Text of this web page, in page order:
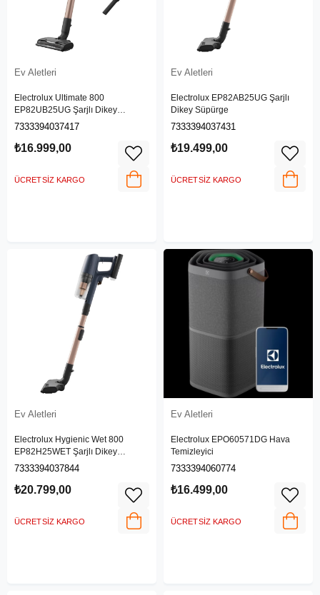
Ev Aletleri
Electrolux Ultimate 800
EP82UB25UG Şarjlı Dikey
Süpürge
7333394037417
₺16.999,00
ÜCRETSIZ KARGO
Ev Aletleri
Electrolux EP82AB25UG Şarjlı
Dikey Süpürge
7333394037431
₺19.499,00
ÜCRETSIZ KARGO
Ev Aletleri
Electrolux Hygienic Wet 800
EP82H25WET Şarjlı Dikey
Süpürge
7333394037844
₺20.799,00
ÜCRETSIZ KARGO
Ev Aletleri
Electrolux EPO60571DG Hava
Temizleyici
7333394060774
₺16.499,00
ÜCRETSIZ KARGO